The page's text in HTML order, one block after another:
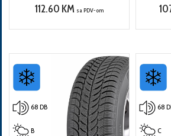
112.60 KM sa PDV-om
68 DB
B
68
C